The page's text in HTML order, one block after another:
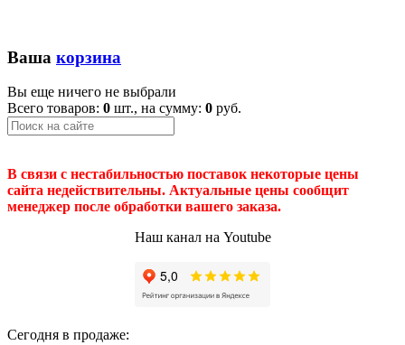
Ваша корзина
Вы еще ничего не выбрали
Всего товаров: 0 шт., на сумму: 0 руб.
В связи с нестабильностью поставок некоторые цены
сайта недействительны. Актуальные цены сообщит
менеджер после обработки вашего заказа.
Наш канал на Youtube
Сегодня в продаже: